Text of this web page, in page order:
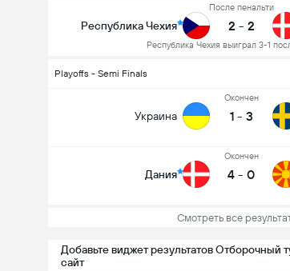
Республика Чехия
После пенальти
2 - 2
Республика Чехия выиграл 3-1
Playoffs - Semi Finals
Украина
Oкончен
1 - 3
Дания
Oкончен
4 - 0
Смотреть все
Добавьте виджет результатов
сайт